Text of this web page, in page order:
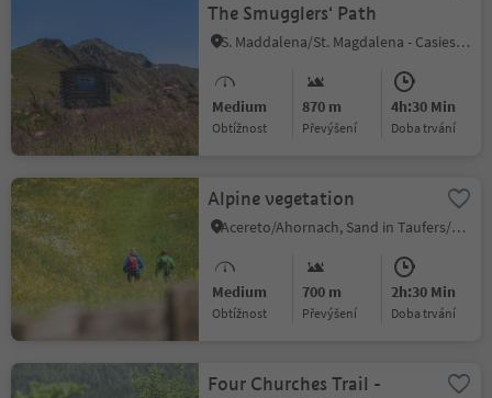
The Smugglers‘ Path
S. Maddalena/St. Magdalena - Casies/Gsies, Gsies/Valle di Casies
Medium
Obtížnost
870 m
Převýšení
4h:30 Min
doba trvání
Alpine vegetation
Acereto/Ahornach, Sand in Taufers/Campo Tures, Ahrntal/Valle Aurina
Medium
Obtížnost
700 m
Převýšení
2h:30 Min
doba trvání
Four Churches Trail -